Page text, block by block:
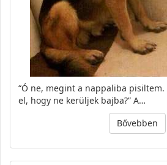
“Ó ne, megint a nappaliba pisiltem.
el, hogy ne kerüljek bajba?” A…
Bővebben